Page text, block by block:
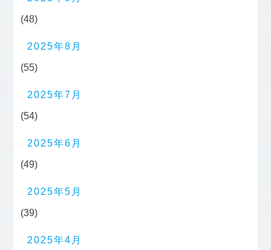
(48)
2025年8月
(55)
2025年7月
(54)
2025年6月
(49)
2025年5月
(39)
2025年4月